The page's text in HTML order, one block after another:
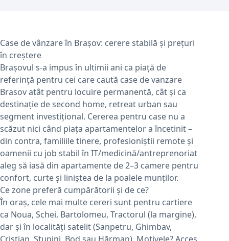
Case de vânzare în Brașov: cerere stabilă și prețuri
în creștere
Brașovul s-a impus în ultimii ani ca piață de
referință pentru cei care caută case de vanzare
Brasov atât pentru locuire permanentă, cât și ca
destinație de second home, retreat urban sau
segment investițional. Cererea pentru case nu a
scăzut nici când piața apartamentelor a încetinit –
din contra, familiile tinere, profesioniștii remote și
oamenii cu job stabil în IT/medicină/antreprenoriat
aleg să iasă din apartamente de 2–3 camere pentru
confort, curte și liniștea de la poalele munților.
Ce zone preferă cumpărătorii și de ce?
În oraș, cele mai multe cereri sunt pentru cartiere
ca Noua, Schei, Bartolomeu, Tractorul (la margine),
dar și în localități satelit (Sanpetru, Ghimbav,